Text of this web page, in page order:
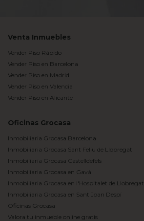
Venta Inmuebles
Vender Piso Rápido
Vender Piso en Barcelona
Vender Piso en Madrid
Vender Piso en Valencia
Vender Piso en Alicante
Oficinas Grocasa
Inmobiliaria Grocasa Barcelona
Inmobiliaria Grocasa Sant Feliu de Llobregat
Inmobiliaria Grocasa Castelldefels
Inmobiliaria Grocasa en Gavà
Inmobiliaria Grocasa en l'Hospitalet de Llobregat
Inmobiliaria Grocasa en Sant Joan Despí
Oficinas Grocasa
Valora tu inmueble online gratis